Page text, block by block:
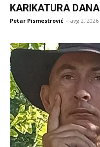
KARIKATURA DANA
Petar Pismestrović - avg 2, 2026